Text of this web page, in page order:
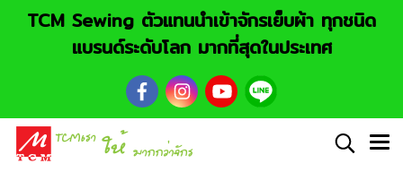
TCM Sewing ตัวแทนนำเข้าจักรเย็บผ้า ทุกชนิด
แบรนด์ระดับโลก มากที่สุดในประเทศ